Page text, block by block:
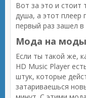
Вот за это и
душа, а этот плеер
первый раз зашел
Мода на
Если ты такой же,
HD Music Player
штук, которые
затариваешься